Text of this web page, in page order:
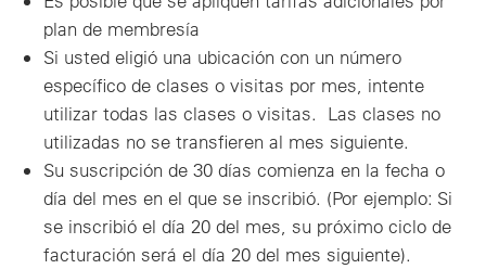
plan de membresía
Si usted eligió una ubicación con un número
específico de clases o visitas por mes, intente
utilizar todas las clases o visitas. Las clases no
utilizadas no se transfieren al mes siguiente.
Su suscripción de 30 días comienza en la fecha o
día del mes en el que se inscribió. (Por ejemplo: Si
se inscribió el día 20 del mes, su próximo ciclo de
facturación será el día 20 del mes siguiente).